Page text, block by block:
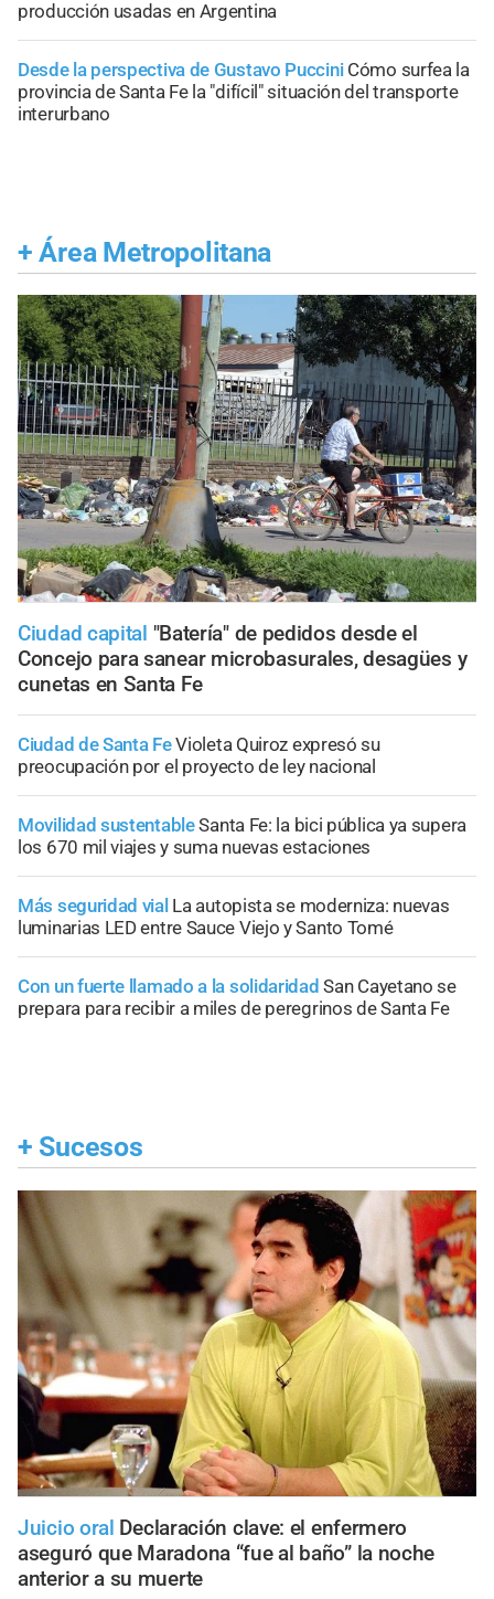
producción usadas en Argentina
Desde la perspectiva de Gustavo Puccini Cómo surfea la
provincia de Santa Fe la "difícil" situación del transporte
interurbano
+ Área Metropolitana
Ciudad capital "Batería" de pedidos desde el
Concejo para sanear microbasurales, desagües y
cunetas en Santa Fe
Ciudad de Santa FeVioleta Quiroz expresó su
preocupación por el proyecto de ley nacional
Movilidad sustentableSanta Fe: la bici pública ya supera
los 670 mil viajes y suma nuevas estaciones
Más seguridad vial La autopista se moderniza: nuevas
luminarias LED entre Sauce Viejo y Santo Tomé
Con un fuerte llamado a la solidaridad San Cayetano se
prepara para recibir a miles de peregrinos de Santa Fe
+ Sucesos
Juicio oral Declaración clave: el enfermero
aseguró que Maradona “fue al baño” la noche
anterior a su muerte